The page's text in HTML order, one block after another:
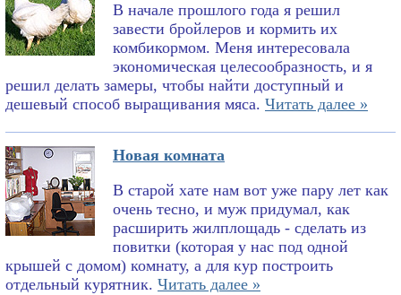
В начале прошлого года я решил
завести бройлеров и кормить их
комбикормом. Меня интересовала
экономическая целесообразность, и я
решил делать замеры, чтобы найти доступный и
дешевый способ выращивания мяса. Читать далее »
Новая комната
В старой хате нам вот уже пару лет как
очень тесно, и муж придумал, как
расширить жилплощадь - сделать из
повитки (которая у нас под одной
крышей с домом) комнату, а для кур построить
отдельный курятник. Читать далее »